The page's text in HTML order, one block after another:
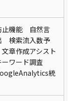
止機能 自然言
検索流入数予
章作成アシスト
ワード調査
統